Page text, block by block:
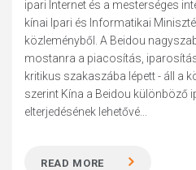
ipari Internet és a mesterséges
kínai Ipari és Informatikai
közleményből. A Beidou
mostanra a piacosítás,
kritikus szakaszába lépett - áll a
szerint Kína a Beidou különböző
elterjedésének lehetővé...
READ MORE